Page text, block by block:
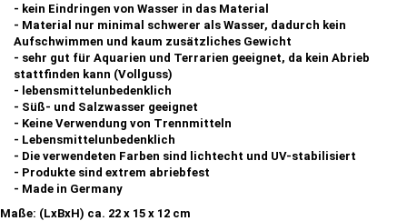
- kein Eindringen von Wasser in das Material
- Material nur minimal schwerer als Wasser, dadurch kein
Aufschwimmen und kaum zusätzliches Gewicht
- sehr gut für Aquarien und Terrarien geeignet, da kein Abrieb
stattfinden kann (Vollguss)
- lebensmittelunbedenklich
- Süß- und Salzwasser geeignet
- Keine Verwendung von Trennmitteln
- Lebensmittelunbedenklich
- Die verwendeten Farben sind lichtecht und UV-stabilisiert
- Produkte sind extrem abriebfest
- Made in Germany
Maße: (LxBxH) ca. 22 x 15 x 12 cm